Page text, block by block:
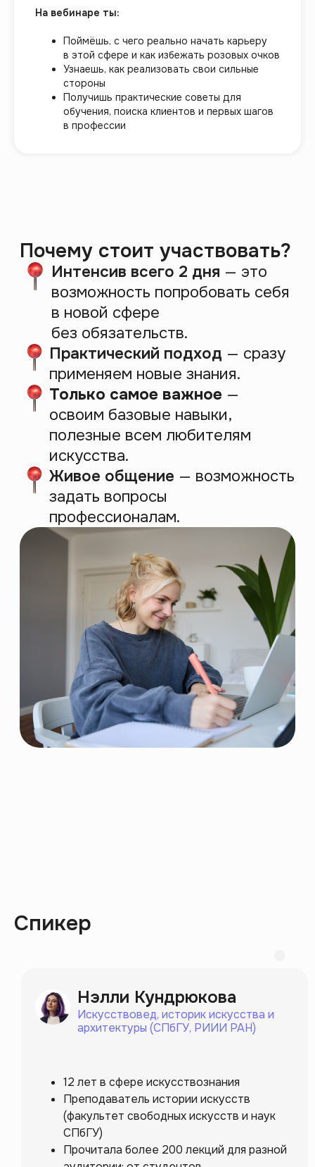
На вебинаре ты:
Поймёшь, с чего реально начать карьеру
в этой сфере и как избежать розовых очков
Узнаешь, как реализовать свои сильные
стороны
Получишь практические советы для
обучения, поиска клиентов и первых шагов
в профессии
Спикер
Нэлли Кундрюкова
Искусствовед, историк искусства и
архитектуры (СПбГУ, РИИИ РАН)
12 лет в сфере искусствознания
Преподаватель истории искусств
(факультет свободных искусств и наук
СПбГУ)
Прочитала более 200 лекций для разной
Телефон
+7
Нажимая на кнопку «Записаться на
вебинар», я соглашаюсь наобработку
персональных данныхи на получение
информационных рассылок Интроверта
Правое полушарие
Интроверта —
гуманитарных знаний
С 2018 года даем проверенные знания
от преподавателей ведущих вузов
Создали приложение для
саморазвития
2500+ лекций по гуманитарным темам.
Входит в топ-3 образовательных
приложений в App Store.
Открыли онлайн-университет
гуманитарных профессий
По любым вопросам:
info@artforintrovert.ru
Поддержка в Telegram:
@AskIntrovertBot
Университет
Стать лектором
Пользовательское
соглашение
Документация